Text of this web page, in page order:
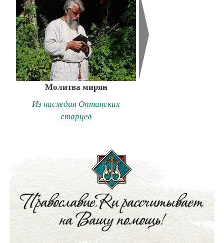
Молитва мирян
Из наследия Оптинских
старцев